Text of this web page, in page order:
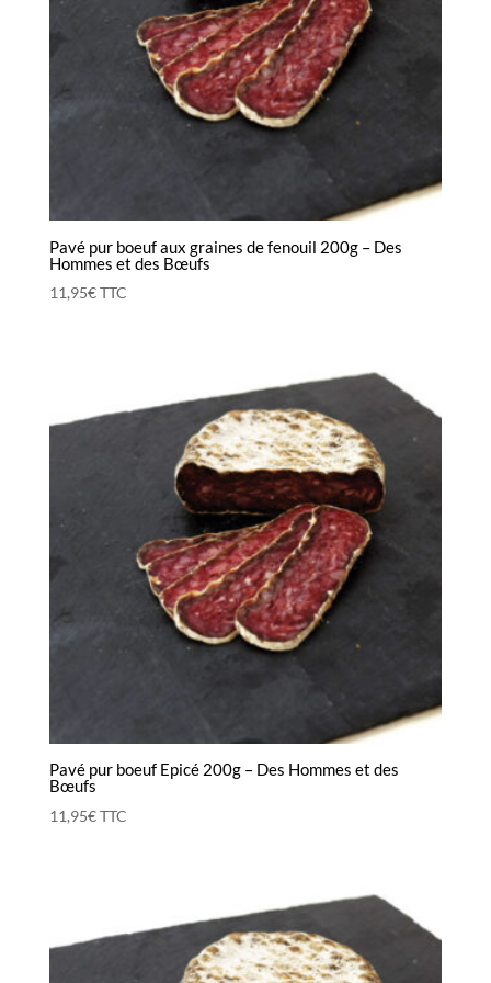
Pavé pur boeuf aux graines de fenouil 200g – Des
Hommes et des Bœufs
11,95€TTC
Pavé pur boeuf Epicé 200g – Des Hommes et des
Bœufs
11,95€TTC